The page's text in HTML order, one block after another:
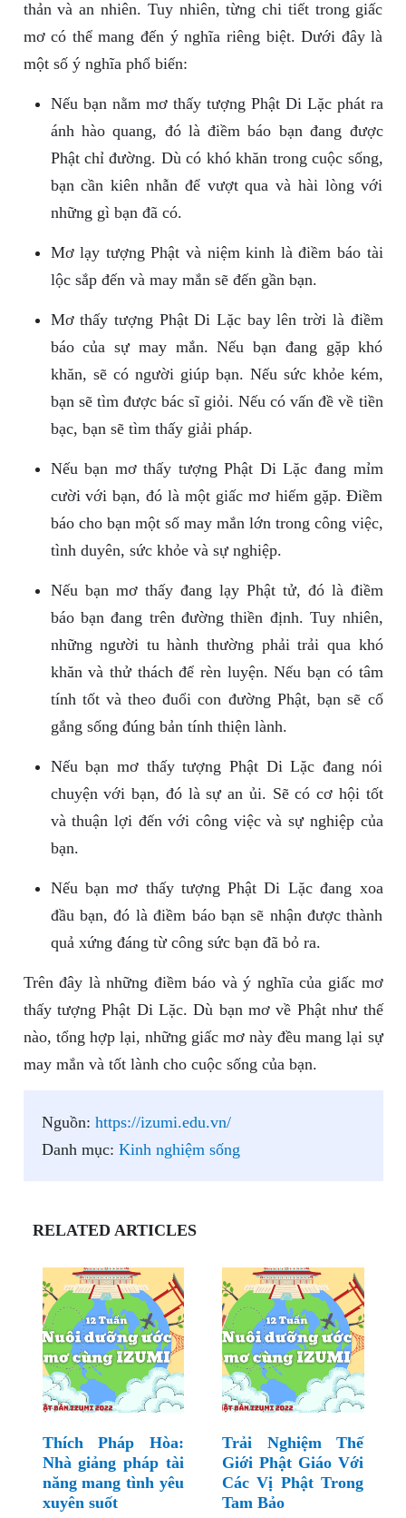
thản và an nhiên. Tuy nhiên, từng chi tiết trong giấc
mơ có thể mang đến ý nghĩa riêng biệt. Dưới đây là
một số ý nghĩa phổ biến:
Nếu bạn nằm mơ thấy tượng Phật Di Lặc phát ra
ánh hào quang, đó là điềm báo bạn đang được
Phật chỉ đường. Dù có khó khăn trong cuộc sống,
bạn cần kiên nhẫn để vượt qua và hài lòng với
những gì bạn đã có.
Mơ lạy tượng Phật và niệm kinh là điềm báo tài
lộc sắp đến và may mắn sẽ đến gần bạn.
Mơ thấy tượng Phật Di Lặc bay lên trời là điềm
báo của sự may mắn. Nếu bạn đang gặp khó
khăn, sẽ có người giúp bạn. Nếu sức khỏe kém,
bạn sẽ tìm được bác sĩ giỏi. Nếu có vấn đề về tiền
bạc, bạn sẽ tìm thấy giải pháp.
Nếu bạn mơ thấy tượng Phật Di Lặc đang mỉm
cười với bạn, đó là một giấc mơ hiếm gặp. Điềm
báo cho bạn một số may mắn lớn trong công việc,
tình duyên, sức khỏe và sự nghiệp.
Nếu bạn mơ thấy đang lạy Phật tử, đó là điềm
báo bạn đang trên đường thiền định. Tuy nhiên,
những người tu hành thường phải trải qua khó
khăn và thử thách để rèn luyện. Nếu bạn có tâm
tính tốt và theo đuổi con đường Phật, bạn sẽ cố
gắng sống đúng bản tính thiện lành.
Nếu bạn mơ thấy tượng Phật Di Lặc đang nói
chuyện với bạn, đó là sự an ủi. Sẽ có cơ hội tốt
và thuận lợi đến với công việc và sự nghiệp của
bạn.
Nếu bạn mơ thấy tượng Phật Di Lặc đang xoa
đầu bạn, đó là điềm báo bạn sẽ nhận được thành
quả xứng đáng từ công sức bạn đã bỏ ra.
Trên đây là những điềm báo và ý nghĩa của giấc mơ
thấy tượng Phật Di Lặc. Dù bạn mơ về Phật như thế
nào, tổng hợp lại, những giấc mơ này đều mang lại sự
may mắn và tốt lành cho cuộc sống của bạn.
Nguồn: https://izumi.edu.vn/
Danh mục: Kinh nghiệm sống
RELATED ARTICLES
Thích Pháp Hòa:
Nhà giảng pháp tài
năng mang tình yêu
xuyên suốt
Trải Nghiệm Thế
Giới Phật Giáo Với
Các Vị Phật Trong
Tam Bảo